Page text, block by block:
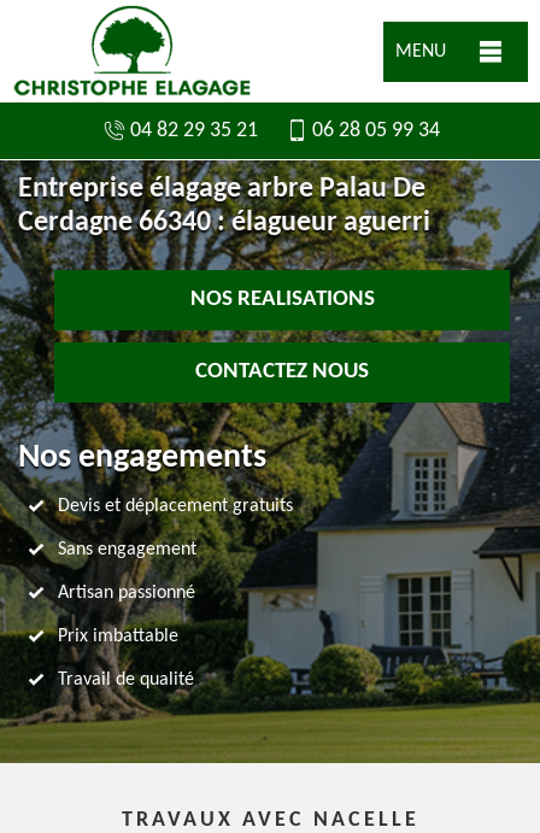
MENU
04 82 29 35 21 06 28 05 99 34
Entreprise élagage arbre Palau De
Cerdagne 66340 : élagueur aguerri
NOS REALISATIONS
CONTACTEZ NOUS
Nos engagements
Devis et déplacement gratuits
Sans engagement
Artisan passionné
Prix imbattable
Travail de qualité
TRAVAUX AVEC NACELLE